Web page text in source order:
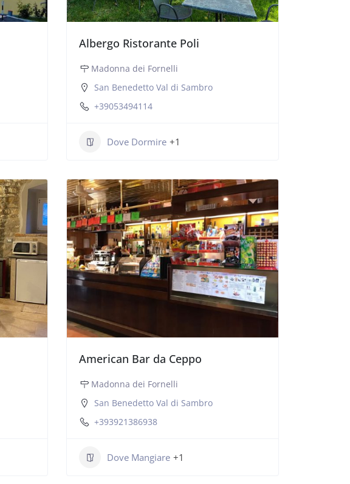
Albergo Ristorante Poli
Madonna dei Fornelli
San Benedetto Val di Sambro
+39053494114
Dove Dormire +1
American Bar da Ceppo
Madonna dei Fornelli
San Benedetto Val di Sambro
+393921386938
Dove Mangiare +1